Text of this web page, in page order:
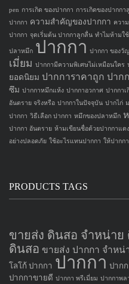
pen การเกิด ของปากกา การเกิดของปากกา
ปากกา ความสำคัญของปากกา ควา
ปากกา จุดเริ่มต้น ปากกาลูกลื่น ทำไมห้ามใ
ปลาหมึก ปากกา ปากกา ของวัญ
เมี่ยม ปากกามีความพิเศษไม่เหมือนใคร
ยอดนิยม ปากการาคาถูก ปาก
ซึม ปากกาหมึกแห้ง ปากกาอวกาศ ปากกาเ
อันตราย จริงหรือ ปากกาในปัจจุบัน ปากไก่
ปากกา วิธีเลือก ปากกา หมึกของปลาหมึก
ปากกา อันตราย ห้ามเขียนชื่อด้วยปากกาแดง
อย่างปลอดภัย ใช้อะไรแทนปากกา ให้ปากก
PRODUCTS TAGS
ขายส่ง ดินสอ จำหน่า
ดินสอ ขายส่ง ปากกา จำหน่
โลโก้ ปากกา ปากกา ปากก
ปากกาขายดี ปากกา พรีเมี่ยม ปากกาพล